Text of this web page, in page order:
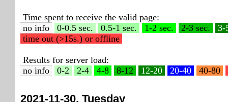
Time spent to receive the valid page:
no info
0-0.5 sec. 0.5-1 sec. 1-2 sec. 2-3 sec.
3-
time out (>15s.) or offline
Results for server load:
no info
0-2 2-4 4-8 8-12 12-20 20-40 40-80
2021-11-30, Tuesday